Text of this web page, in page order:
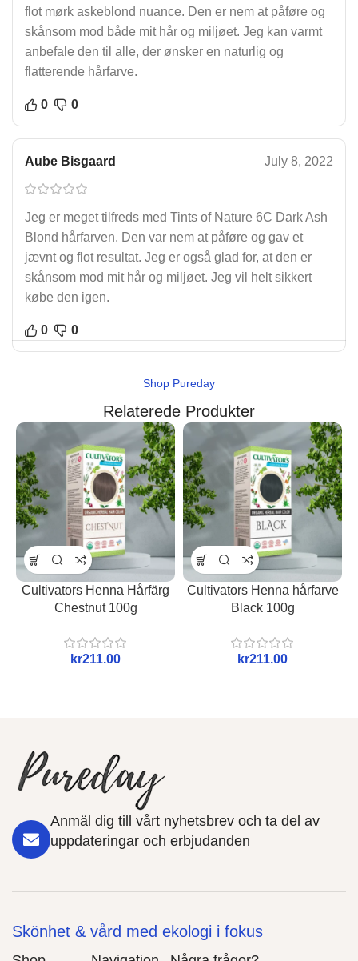
flot mørk askeblond nuance. Den er nem at påføre og
skånsom mod både mit hår og miljøet. Jeg kan varmt
anbefale den til alle, der ønsker en naturlig og
flatterende hårfarve.
0 0
Aube Bisgaard July 8, 2022
Jeg er meget tilfreds med Tints of Nature 6C Dark Ash
Blond hårfarven. Den var nem at påføre og gav et
jævnt og flot resultat. Jeg er også glad for, at den er
skånsom mod mit hår og miljøet. Jeg vil helt sikkert
købe den igen.
0 0
Shop Pureday
Relaterede Produkter
Cultivators Henna Hårfärg
Chestnut 100g
kr
Cultivators Henna hårfarve
Black 100g
kr
Anmäl dig till vårt nyhetsbrev och ta del av
uppdateringar och erbjudanden
Skönhet & vård med ekologi i fokus